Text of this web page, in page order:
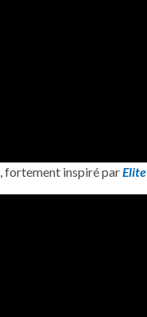
, fortement inspiré parElite